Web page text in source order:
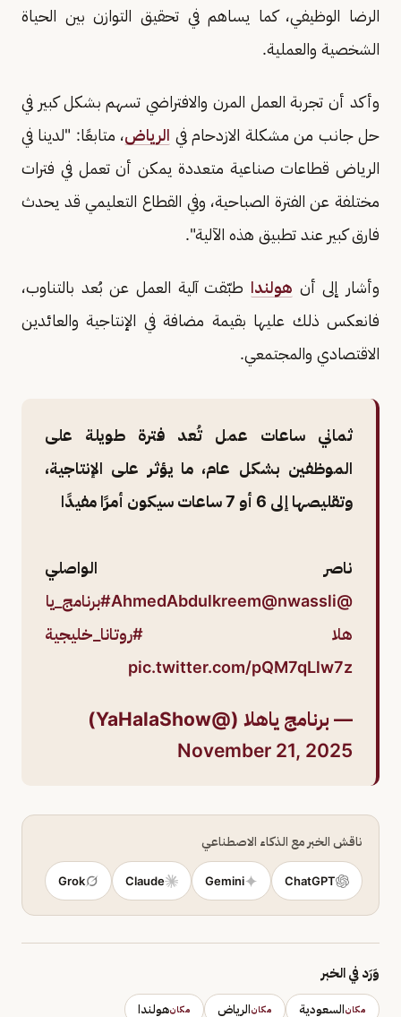
الرضا الوظيفي، كما يساهم في تحقيق التوازن بين الحياة
الشخصية والعملية.
وأكد أن تجربة العمل المرن والافتراضي تسهم بشكل كبير في
حل جانب من مشكلة الازدحام في الرياض، متابعًا: "لدينا في
الرياض قطاعات صناعية متعددة يمكن أن تعمل في فترات
مختلفة عن الفترة الصباحية، وفي القطاع التعليمي قد يحدث
فارق كبير عند تطبيق هذه الآلية".
وأشار إلى أن هولندا طبّقت آلية العمل عن بُعد بالتناوب،
فانعكس ذلك عليها بقيمة مضافة في الإنتاجية والعائدين
الاقتصادي والمجتمعي.
ثماني ساعات عمل تُعد فترة طويلة على
الموظفين بشكل عام، ما يؤثر على الإنتاجية،
وتقليصها إلى 6 أو 7 ساعات سيكون أمرًا مفيدًا
ناصر الواصلي
@AhmedAbdulkreem
@nwassli
#برنامج_يا
هلا
#روتانا_خليجية
pic.twitter.com/pQM7qLlw7z
— برنامج ياهلا (@YaHalaShow)
November 21, 2025
ناقش الخبر مع الذكاء الاصطناعي
ChatGPT
Gemini
Claude
Grok
وَرَد في الخبر
مكانالسعودية مكانالرياض مكانهولندا